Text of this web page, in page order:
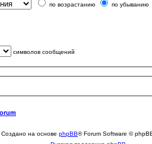
по возрастанию
по убыванию
символов сообщений
Создано на основе phpBB® Forum Software ©